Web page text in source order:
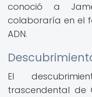
conoció a
colaboraría en el
ADN.
El
trascendental de